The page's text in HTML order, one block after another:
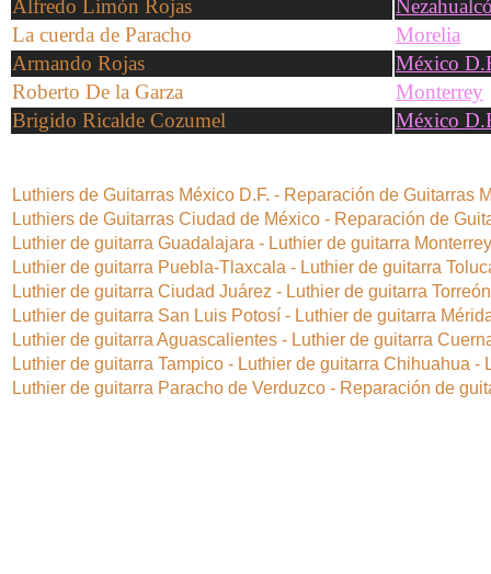
Alfredo Limón Rojas
La cuerda de Paracho
Morelia
Armando Rojas
México
Roberto De la Garza
Monterrey
Brigido Ricalde Cozumel
México
Luthiers de Guitarras México D.F. - Reparación de Guitarras
Luthiers de Guitarras Ciudad de México - Reparación de
Luthier de guitarra Guadalajara - Luthier de guitarra
Luthier de guitarra Puebla-Tlaxcala - Luthier de guitarra
Luthier de guitarra Ciudad Juárez - Luthier de guitarra
Luthier de guitarra San Luis Potosí - Luthier de guitarra
Luthier de guitarra Aguascalientes - Luthier de guitarra
Luthier de guitarra Tampico - Luthier de guitarra Chihuahua -
Luthier de guitarra Paracho de Verduzco - Reparación de